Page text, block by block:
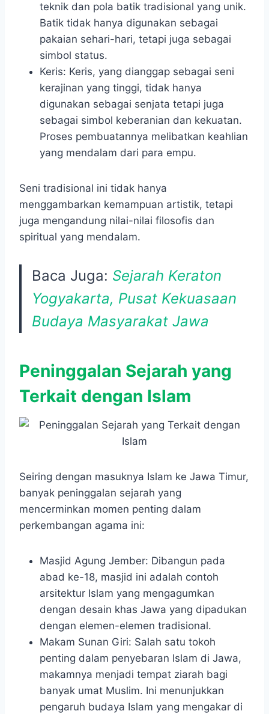
teknik dan pola batik tradisional yang unik.
Batik tidak hanya digunakan sebagai
pakaian sehari-hari, tetapi juga sebagai
simbol status.
Keris: Keris, yang dianggap sebagai seni
kerajinan yang tinggi, tidak hanya
digunakan sebagai senjata tetapi juga
sebagai simbol keberanian dan kekuatan.
Proses pembuatannya melibatkan keahlian
yang mendalam dari para empu.
Seni tradisional ini tidak hanya
menggambarkan kemampuan artistik, tetapi
juga mengandung nilai-nilai filosofis dan
spiritual yang mendalam.
Baca Juga: Sejarah Keraton
Yogyakarta, Pusat Kekuasaan
Budaya Masyarakat Jawa
Peninggalan Sejarah yang
Terkait dengan Islam
Seiring dengan masuknya Islam ke Jawa Timur,
banyak peninggalan sejarah yang
mencerminkan momen penting dalam
perkembangan agama ini:
Masjid Agung Jember: Dibangun pada
abad ke-18, masjid ini adalah contoh
arsitektur Islam yang mengagumkan
dengan desain khas Jawa yang dipadukan
dengan elemen-elemen tradisional.
Makam Sunan Giri: Salah satu tokoh
penting dalam penyebaran Islam di Jawa,
makamnya menjadi tempat ziarah bagi
banyak umat Muslim. Ini menunjukkan
pengaruh budaya Islam yang mengakar di